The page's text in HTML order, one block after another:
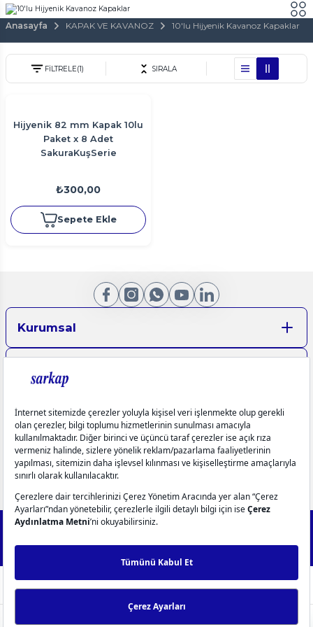
Anasayfa KAPAK VE KAVANOZ 10'lu Hijyenik Kavanoz Kapaklar
FİLTRELE(1) SIRALA
Hijyenik 82 mm Kapak 10lu
Paket x 8 Adet
SakuraKuşSerie
₺300,00
Sepete Ekle
Kurumsal
Aydınlatma Metinleri
Üyelik
Yardım
Popüler Kategoriler
İletişim Bilgilerimiz
0549 270 72 72 0549 270 72 72
2025 Forest - IdeaSoft Next © Tüm hakları saklıdır.256Bit SSL
ideasoft
ticaret
hazırlandı.